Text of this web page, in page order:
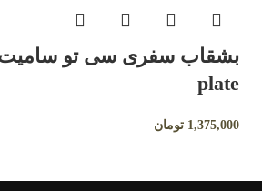
plate
1,375,000 تومان